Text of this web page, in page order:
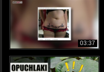
03:37